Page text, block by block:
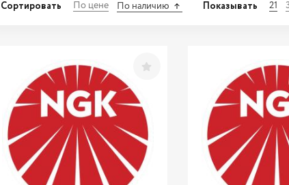
Сортировать По цене По наличию Показывать 21